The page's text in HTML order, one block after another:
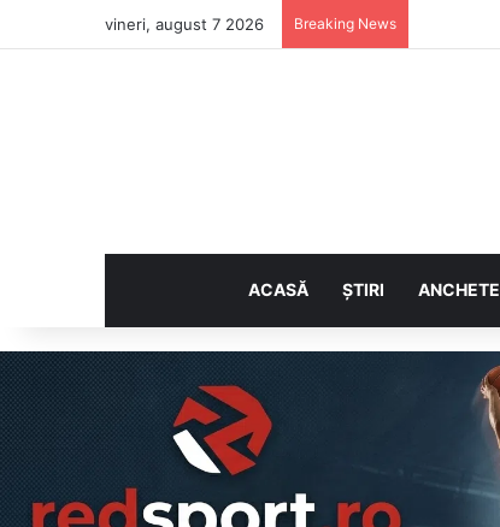
vineri, august 7 2026 Breaking News
ACASĂ ȘTIRI ANCHETE